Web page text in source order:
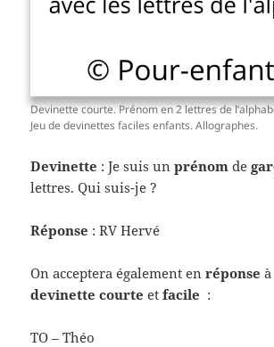
Devinette courte. Prénom en 2 lettres de
Jeu de devinettes faciles enfants. Allographes.
Devinette : Je suis unprénom de
lettres. Qui suis-je ?
Réponse : RV Hervé
On acceptera également enréponse
devinette courte etfacile :
TO – Théo